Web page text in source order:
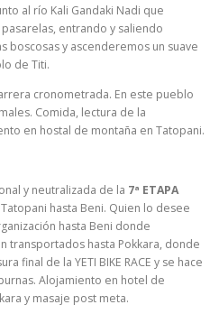
al río Kali Gandaki Nadi que
entrando y saliendo
boscosas y ascenderemos un suave
de Titi.
cronometrada. En este pueblo
Comida, lectura de la
en hostal de montaña en Tatopani.
y neutralizada de la 7ª ETAPA
hasta Beni. Quien lo desee
hasta Beni donde
transportados hasta Pokkara, donde
final de la YETI BIKE RACE y se hace
Alojamiento en hotel de
y masaje post meta.